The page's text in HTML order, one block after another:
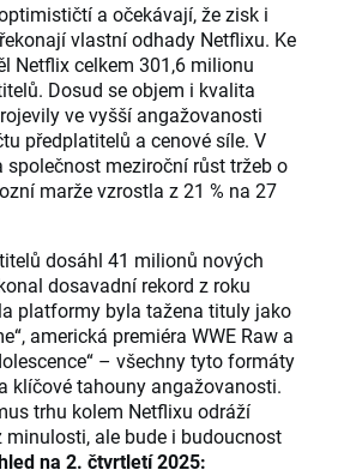
a očekávají, že zisk i
vlastní odhady Netflixu. Ke
Netflix celkem 301,6 milionu
Dosud se objem i kvalita
ve vyšší angažovanosti
předplatitelů a cenové síle. V
společnost meziroční růst tržeb o
marže vzrostla z 21 % na 27
dosáhl 41 milionů nových
dosavadní rekord z roku
platformy byla tažena tituly jako
americká premiéra WWE Raw a
– všechny tyto formáty
klíčové tahouny angažovanosti.
trhu kolem Netflixu odráží
minulosti, ale bude i budoucnost
na 2. čtvrtletí 2025: